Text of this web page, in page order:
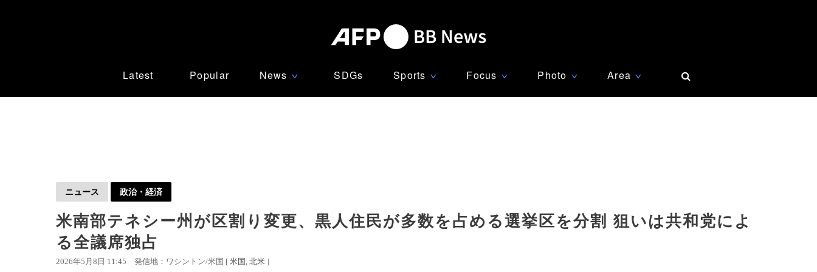
Latest Popular News ∨ SDGs Sports ∨ Focus ∨ Photo ∨ Area ∨
ニュース 政治・経済
米南部テネシー州が区割り変更、黒人住民が多数を占める選挙区を分割 狙いは共和党によ
る全議席独占
2026年5月8日 11:45 発信地：ワシントン/米国 [ 米国 北米 ]